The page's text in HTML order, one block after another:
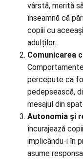
vârstă, merită
înseamnă că
copiii cu
adulților.
Comunicarea
percepute ca
pedepsească,
mesajul din
Autonomia și
încurajează
implicându-i în
asume